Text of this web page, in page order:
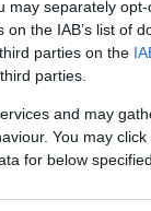
may separately
the IAB’s list of
parties on the
parties.
and may
You may
for below